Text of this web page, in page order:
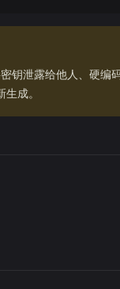
钥泄露给他人、硬
成。